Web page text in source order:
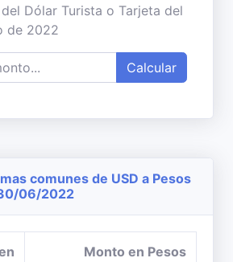
Dólar Turista o Tarjeta del
de 2022
Calcular
comunes de USD a Pesos
06/2022
Monto en Pesos